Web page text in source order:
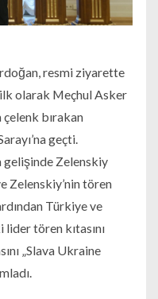
resmi ziyarette
olarak Meçhul Asker
çelenk bırakan
geçti.
gelişinde Zelenskiy
Zelenskiy’nin tören
Türkiye ve
lider tören kıtasını
„Slava Ukraine